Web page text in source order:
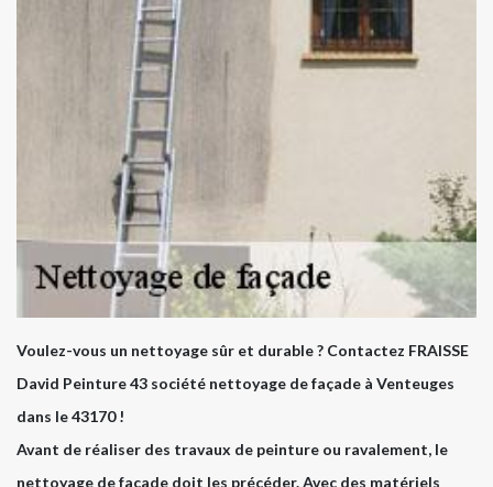
Voulez-vous un nettoyage sûr et durable ? Contactez FRAISSE
David Peinture 43 société nettoyage de façade à Venteuges
dans le 43170 !
Avant de réaliser des travaux de peinture ou ravalement, le
nettoyage de façade doit les précéder. Avec des matériels